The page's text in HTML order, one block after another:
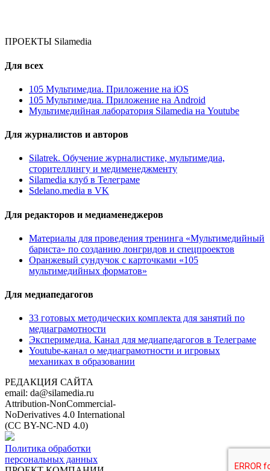
ПРОЕКТЫ Silamedia
Для всех
105 Мультимедиа. Приложение на iOS
105 Мультимедиа. Приложение на Android
Мультимедийная лаборатория Silamedia на Youtube
Для журналистов и авторов
Silatrek. Обучение журналистике, мультимедиа,
сторителлингу и медименеджменту
Silamedia клуб в Телеграме
Sdelano.media в VK
Для редакторов и медиаменеджеров
Материалы для проведения тренинга «Мультимедийный
бариста» по созданию лонгридов и спецпроектов
Оранжевый сундучок с карточками «105
мультимедийных форматов»
Для медиапедагогов
33 готовых методических комплекта для занятий по
медиаграмотности
Эксперимедиа. Канал для медиапедагогов в Телеграме
Youtube-канал о медиаграмотности и игровых
механиках в образовании
РЕДАКЦИЯ САЙТА
email: da@silamedia.ru
Attribution-NonCommercial-
NoDerivatives 4.0 International
(CC BY-NC-ND 4.0)
Политика обработки
персональных данных